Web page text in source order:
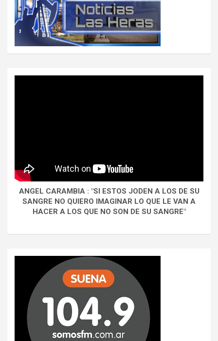
ANGEL CARAMBIA : "SI ESTOS JODEN A LOS DE SU
SANGRE NO QUIERO IMAGINAR LO QUE LE VAN A
HACER A LOS QUE NO SON DE SU SANGRE"